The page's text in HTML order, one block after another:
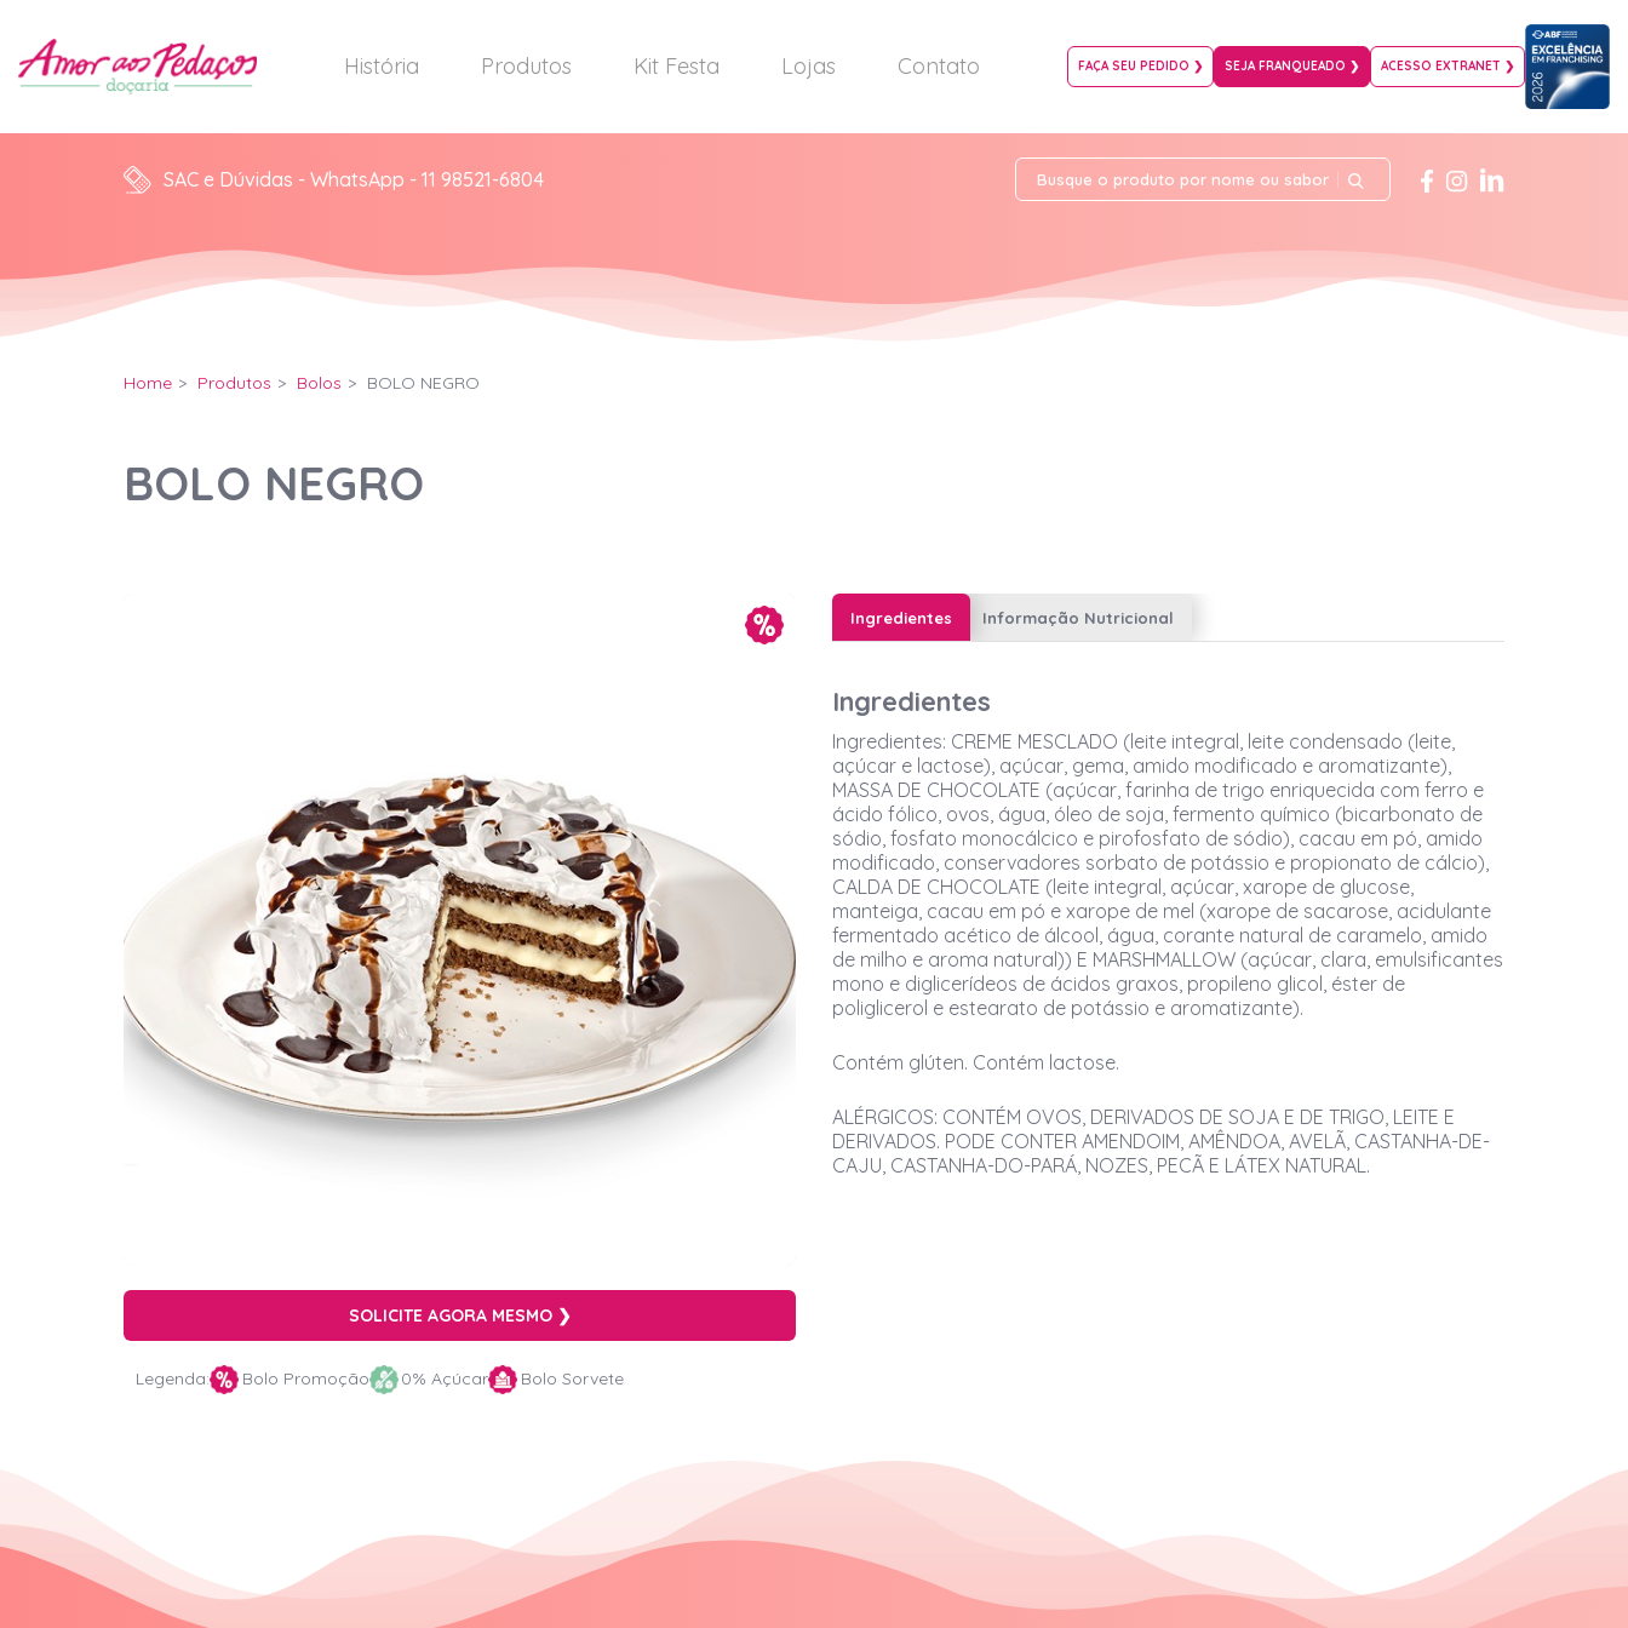
História Produtos Kit Festa Lojas Contato FAÇA SEU PEDIDO ❯ SEJA FRANQUEADO ❯ ACESSO EXTRANET ❯
SAC e Dúvidas - WhatsApp - 11 98521-6804
Home Produtos Bolos BOLO NEGRO
BOLO NEGRO
SOLICITE AGORA MESMO ❯
Legenda: Bolo Promoção 0% Açúcar Bolo Sorvete
Ingredientes Informação Nutricional
Ingredientes
Ingredientes: CREME MESCLADO (leite integral, leite condensado (leite,
açúcar e lactose), açúcar, gema, amido modificado e aromatizante),
MASSA DE CHOCOLATE (açúcar, farinha de trigo enriquecida com ferro e
ácido fólico, ovos, água, óleo de soja, fermento químico (bicarbonato de
sódio, fosfato monocálcico e pirofosfato de sódio), cacau em pó, amido
modificado, conservadores sorbato de potássio e propionato de cálcio),
CALDA DE CHOCOLATE (leite integral, açúcar, xarope de glucose,
manteiga, cacau em pó e xarope de mel (xarope de sacarose, acidulante
fermentado acético de álcool, água, corante natural de caramelo, amido
de milho e aroma natural)) E MARSHMALLOW (açúcar, clara, emulsificantes
mono e diglicerídeos de ácidos graxos, propileno glicol, éster de
poliglicerol e estearato de potássio e aromatizante).
Contém glúten. Contém lactose.
ALÉRGICOS: CONTÉM OVOS, DERIVADOS DE SOJA E DE TRIGO, LEITE E
DERIVADOS. PODE CONTER AMENDOIM, AMÊNDOA, AVELÃ, CASTANHA-DE-
CAJU, CASTANHA-DO-PARÁ, NOZES, PECÃ E LÁTEX NATURAL.